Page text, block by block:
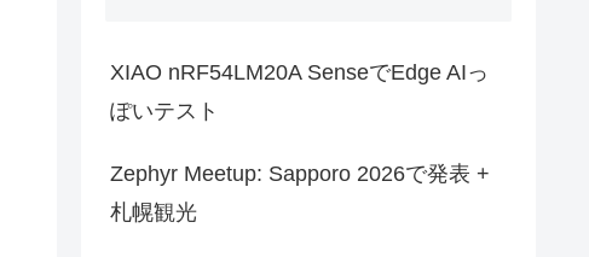
XIAO nRF54LM20A SenseでEdge AIっ
ぽいテスト
Zephyr Meetup: Sapporo 2026で発表 +
札幌観光